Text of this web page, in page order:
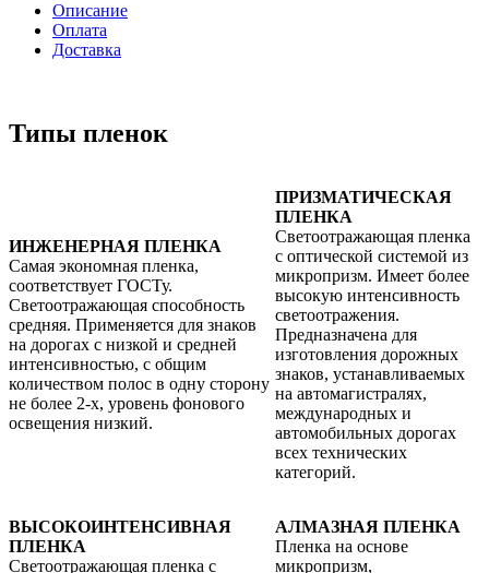
Описание
Оплата
Доставка
Типы пленок
ИНЖЕНЕРНАЯ ПЛЕНКА
Самая экономная пленка,
соответствует ГОСТу.
Светоотражающая способность
средняя. Применяется для знаков
на дорогах с низкой и средней
интенсивностью, с общим
количеством полос в одну сторону
не более 2-х, уровень фонового
освещения низкий.
ПРИЗМАТИЧЕСКАЯ
ПЛЕНКА
Светоотражающая пленка
с оптической системой из
микропризм. Имеет более
высокую интенсивность
светоотражения.
Предназначена для
изготовления дорожных
знаков, устанавливаемых
на автомагистралях,
международных и
автомобильных дорогах
всех технических
категорий.
ВЫСОКОИНТЕНСИВНАЯ
ПЛЕНКА
Светоотражающая пленка с
АЛМАЗНАЯ ПЛЕНКА
Пленка на основе
микропризм,